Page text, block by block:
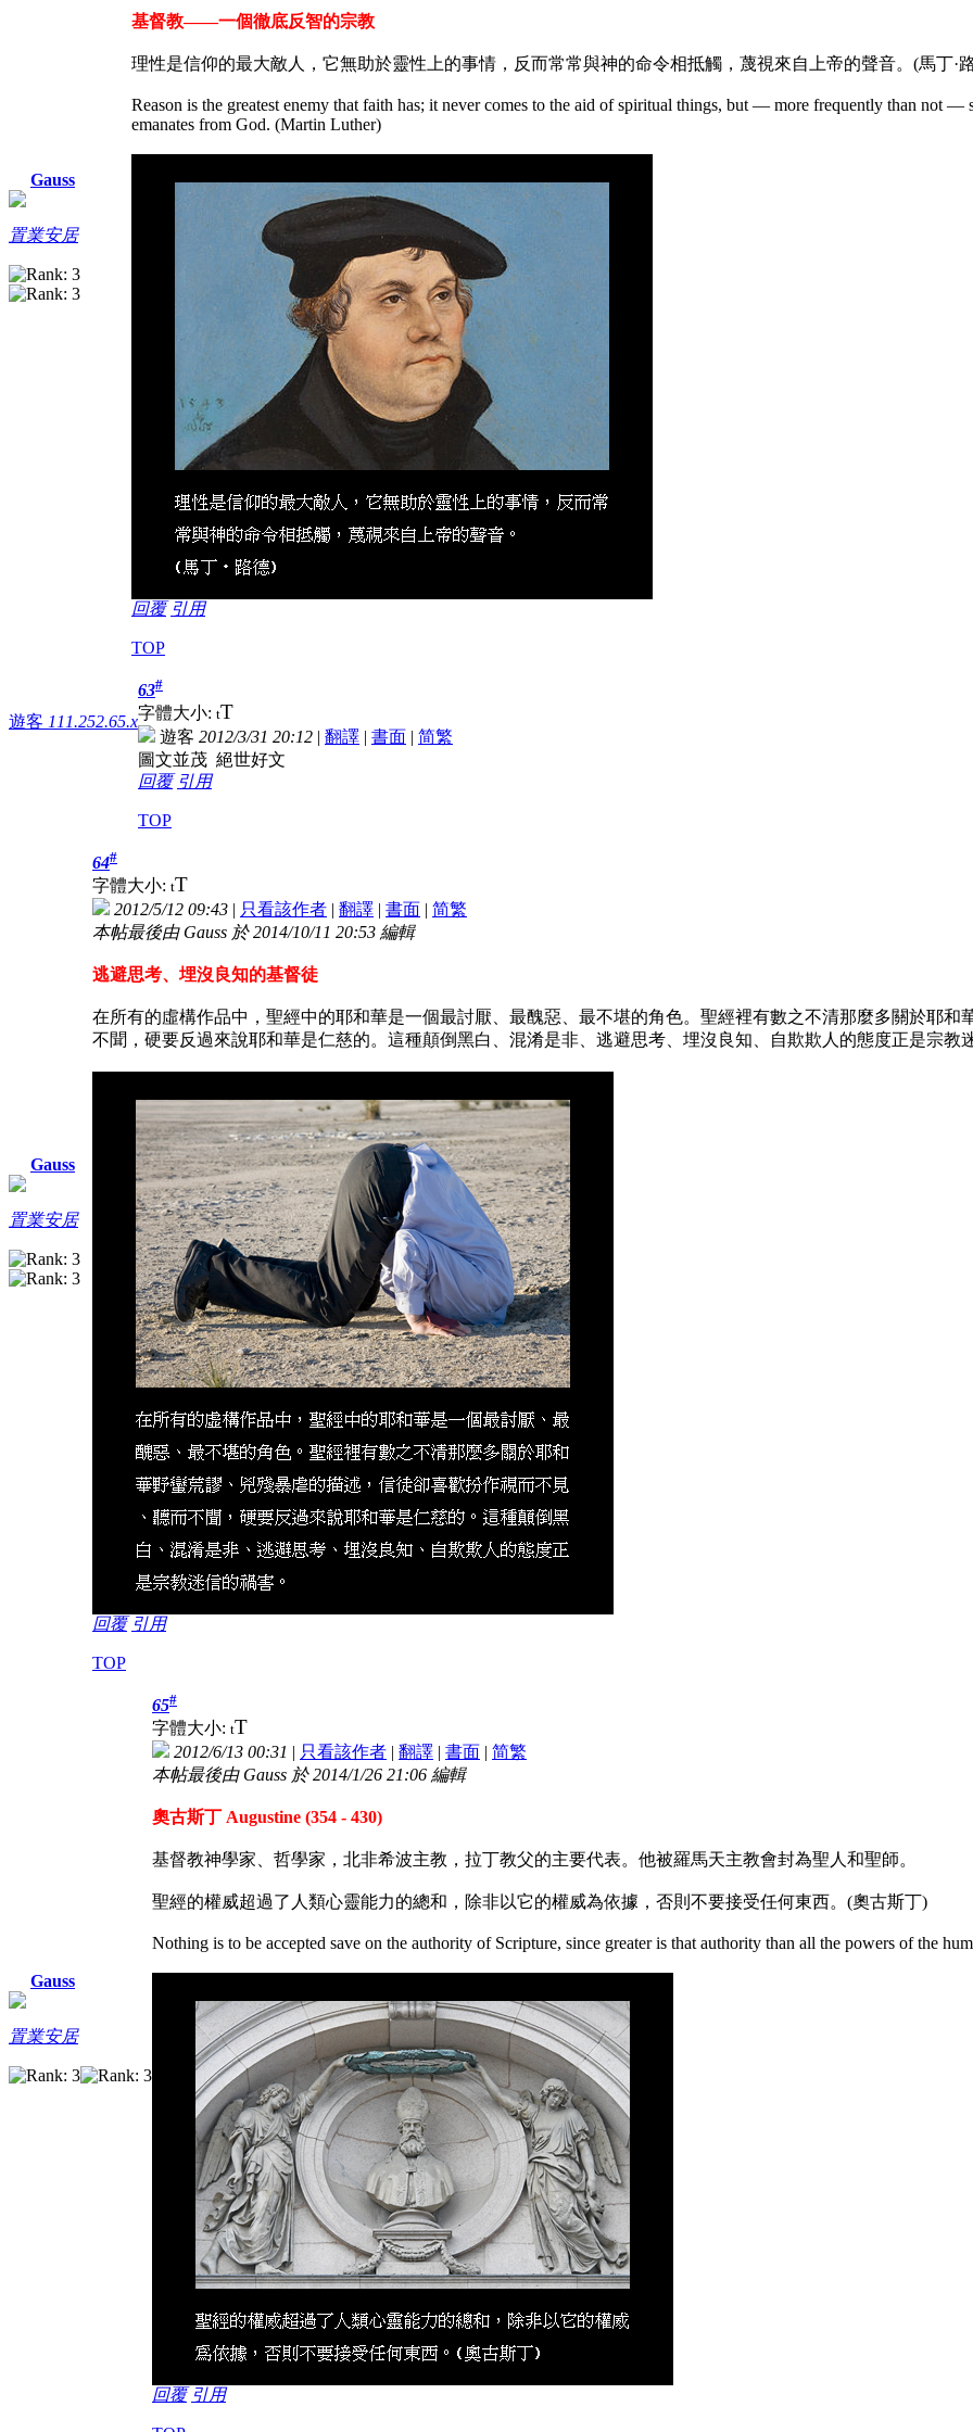
Gauss
置業安居
基督教——一個徹底反智的宗教
理性是信仰的最大敵人，它無助於靈性上的事情，反而常常與神的命令相抵觸，蔑視來自上帝的聲音。(馬丁·
Reason is the greatest enemy that faith has; it never comes to the aid of spiritual things, but — more frequently than not
emanates from God. (Martin Luther)
回覆 引用
TOP
遊客 111.252.65.x
63#
字體大小: tT
遊客 2012/3/31 20:12 | 翻譯 | 書面 | 简繁
圖文並茂 絕世好文
回覆 引用
TOP
Gauss
置業安居
64#
字體大小: tT
2012/5/12 09:43 | 只看該作者 | 翻譯 | 書面 | 简繁
本帖最後由 Gauss 於 2014/10/11 20:53 編輯
逃避思考、埋沒良知的基督徒
在所有的虛構作品中，聖經中的耶和華是一個最討厭、最醜惡、最不堪的角色。聖經裡有數之不清那麼多關於耶
不聞，硬要反過來說耶和華是仁慈的。這種顛倒黑白、混淆是非、逃避思考、埋沒良知、自欺欺人的態度正是宗教
回覆 引用
TOP
Gauss
置業安居
65#
字體大小: tT
2012/6/13 00:31 | 只看該作者 | 翻譯 | 書面 | 简繁
本帖最後由 Gauss 於 2014/1/26 21:06 編輯
奧古斯丁 Augustine (354 - 430)
基督教神學家、哲學家，北非希波主教，拉丁教父的主要代表。他被羅馬天主教會封為聖人和聖師。
聖經的權威超過了人類心靈能力的總和，除非以它的權威為依據，否則不要接受任何東西。(奧古斯丁)
Nothing is to be accepted save on the authority of Scripture, since greater is that authority than all the powers of the
回覆 引用